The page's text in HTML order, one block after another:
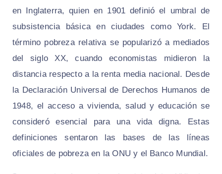
en Inglaterra, quien en 1901 definió el umbral de
subsistencia básica en ciudades como York. El
término pobreza relativa se popularizó a mediados
del siglo XX, cuando economistas midieron la
distancia respecto a la renta media nacional. Desde
la Declaración Universal de Derechos Humanos de
1948, el acceso a vivienda, salud y educación se
consideró esencial para una vida digna. Estas
definiciones sentaron las bases de las líneas
oficiales de pobreza en la ONU y el Banco Mundial.